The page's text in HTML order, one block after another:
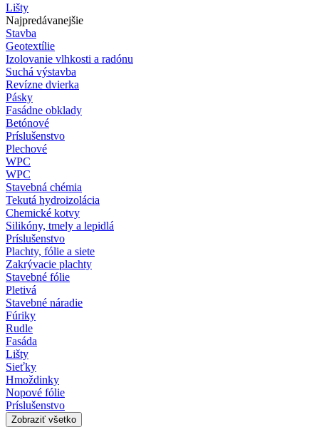
Lišty
Najpredávanejšie
Stavba
Geotextílie
Izolovanie vlhkosti a radónu
Suchá výstavba
Revízne dvierka
Pásky
Fasádne obklady
Betónové
Príslušenstvo
Plechové
WPC
WPC
Stavebná chémia
Tekutá hydroizolácia
Chemické kotvy
Silikóny, tmely a lepidlá
Príslušenstvo
Plachty, fólie a siete
Zakrývacie plachty
Stavebné fólie
Pletivá
Stavebné náradie
Fúriky
Rudle
Fasáda
Lišty
Sieťky
Hmoždinky
Nopové fólie
Príslušenstvo
Zobraziť všetko